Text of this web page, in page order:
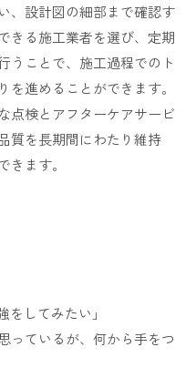
、設計図の細部まで確認す
きる施工業者を選び、定期
うことで、施工過程でのト
を進めることができます。
点検とアフターケアサービ
質を長期間にわたり維持
きます。
してみたい」
っているが、何から手をつ